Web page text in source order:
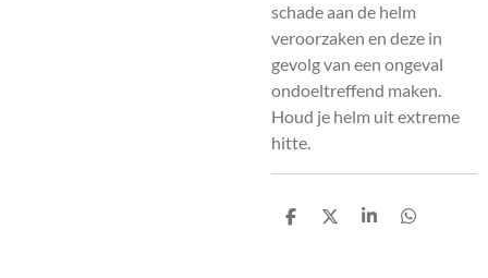
schade aan de helm
veroorzaken en deze in
gevolg van een ongeval
ondoeltreffend maken.
Houd je helm uit extreme
hitte.
D
D
S
D